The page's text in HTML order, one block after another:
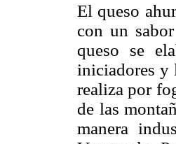
El queso
con un
queso se
iniciadores y
realiza por
de las
manera